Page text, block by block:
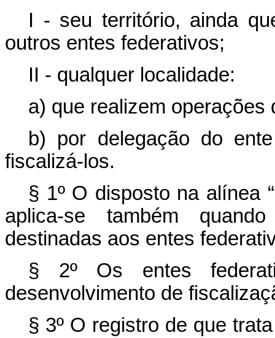
I - seu território, ainda
outros entes federativos;
II - qualquer localidade:
a) que realizem
b) por delegação do
fiscalizá-los.
§ 1º O disposto na alínea
aplica-se também
destinadas aos entes
§ 2º Os entes
desenvolvimento de
§ 3º O registro de que